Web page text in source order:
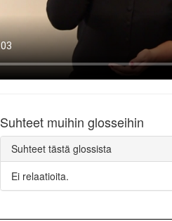
Suhteet muihin glosseihin
Suhteet tästä glossista
Ei relaatioita.